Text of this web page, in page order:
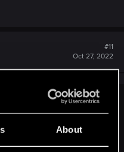
About
#11
Oct 27, 2022
Theory, чтобы у них всё